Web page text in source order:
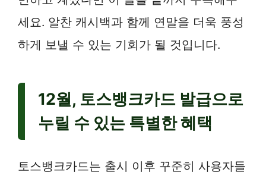
세요. 알찬 캐시백과 함께 연말을 더욱 풍성
하게 보낼 수 있는 기회가 될 것입니다.
12월, 토스뱅크카드 발급으로
누릴 수 있는 특별한 혜택
토스뱅크카드는 출시 이후 꾸준히 사용자들